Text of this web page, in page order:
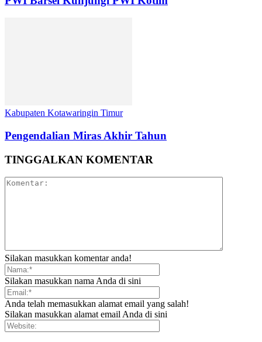
Kabupaten Kotawaringin Timur
Pengendalian Miras Akhir Tahun
TINGGALKAN KOMENTAR
Silakan masukkan komentar anda!
Silakan masukkan nama Anda di sini
Anda telah memasukkan alamat email yang salah!
Silakan masukkan alamat email Anda di sini